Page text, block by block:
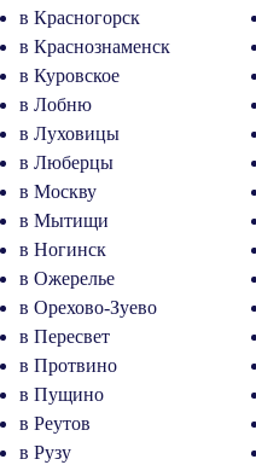
в Красногорск
в Краснознаменск
в Куровское
в Лобню
в Луховицы
в Люберцы
в Москву
в Мытищи
в Ногинск
в Ожерелье
в Орехово-Зуево
в Пересвет
в Протвино
в Пущино
в Реутов
в Рузу